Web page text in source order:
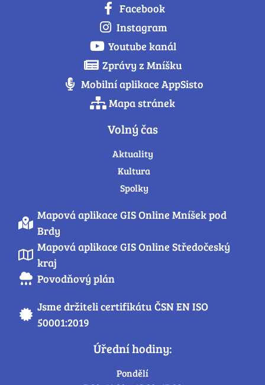
Facebook
Instagram
Youtube kanál
Zprávy z Mníšku
Mobilní aplikace AppSisto
Mapa stránek
Volný čas
Aktuality
Kultura
Spolky
Mapová aplikace GIS Online Mníšek pod
Brdy
Mapová aplikace GIS Online Středočeský
kraj
Povodňový plán
Jsme držiteli certifikátu ČSN EN ISO
50001:2019
Úřední hodiny:
Pondělí